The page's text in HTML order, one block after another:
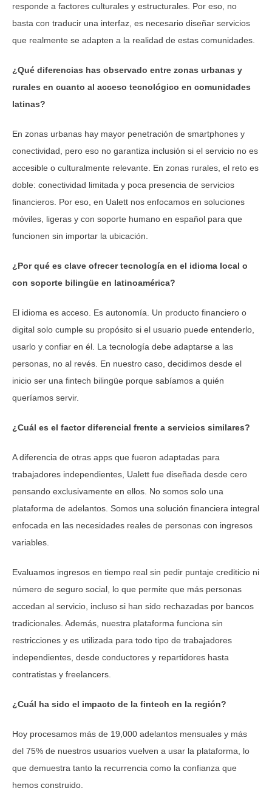
responde a factores culturales y estructurales. Por eso, no
basta con traducir una interfaz, es necesario diseñar servicios
que realmente se adapten a la realidad de estas comunidades.
¿Qué diferencias has observado entre zonas urbanas y
rurales en cuanto al acceso tecnológico en comunidades
latinas?
En zonas urbanas hay mayor penetración de smartphones y
conectividad, pero eso no garantiza inclusión si el servicio no es
accesible o culturalmente relevante. En zonas rurales, el reto es
doble: conectividad limitada y poca presencia de servicios
financieros. Por eso, en Ualett nos enfocamos en soluciones
móviles, ligeras y con soporte humano en español para que
funcionen sin importar la ubicación.
¿Por qué es clave ofrecer tecnología en el idioma local o
con soporte bilingüe en latinoamérica?
El idioma es acceso. Es autonomía. Un producto financiero o
digital solo cumple su propósito si el usuario puede entenderlo,
usarlo y confiar en él. La tecnología debe adaptarse a las
personas, no al revés. En nuestro caso, decidimos desde el
inicio ser una fintech bilingüe porque sabíamos a quién
queríamos servir.
¿Cuál es el factor diferencial frente a servicios similares?
A diferencia de otras apps que fueron adaptadas para
trabajadores independientes, Ualett fue diseñada desde cero
pensando exclusivamente en ellos. No somos solo una
plataforma de adelantos. Somos una solución financiera integral
enfocada en las necesidades reales de personas con ingresos
variables.
Evaluamos ingresos en tiempo real sin pedir puntaje crediticio ni
número de seguro social, lo que permite que más personas
accedan al servicio, incluso si han sido rechazadas por bancos
tradicionales. Además, nuestra plataforma funciona sin
restricciones y es utilizada para todo tipo de trabajadores
independientes, desde conductores y repartidores hasta
contratistas y freelancers.
¿Cuál ha sido el impacto de la fintech en la región?
Hoy procesamos más de 19,000 adelantos mensuales y más
del 75% de nuestros usuarios vuelven a usar la plataforma, lo
que demuestra tanto la recurrencia como la confianza que
hemos construido.